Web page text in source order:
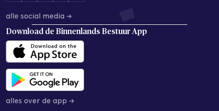
alle social media →
Download de Binnenlands Bestuur App
alles over de app →